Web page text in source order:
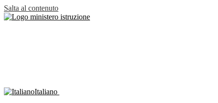
Salta al contenuto
Italiano